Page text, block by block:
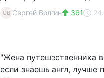
СВ Сергей Волгин 361
"Жена путешественника
если знаешь англ, лучше